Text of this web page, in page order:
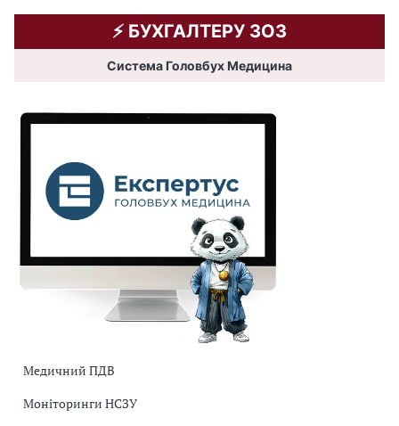
⚡️ БУХГАЛТЕРУ ЗОЗ
Система Головбух Медицина
Медичний ПДВ
Моніторинги НСЗУ